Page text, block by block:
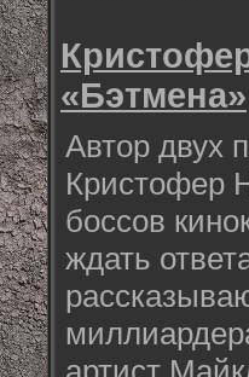
«Бэтмена»
Автор двух
Кристофер
боссов
ждать